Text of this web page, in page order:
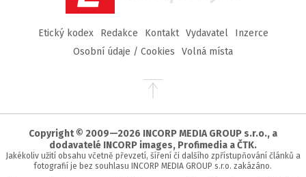
Etický kodex Redakce Kontakt Vydavatel
Inzerce
Osobní údaje / Cookies
Volná místa
Přejít
stránky
Copyright © 2009—2026 INCORP MEDIA GROUP s.r.o., a
dodavatelé INCORP images, Profimedia a ČTK.
Jakékoliv užití obsahu včetně převzetí, šíření či dalšího zpřístupňování článků a
fotografií je bez souhlasu INCORP MEDIA GROUP s.r.o. zakázáno.